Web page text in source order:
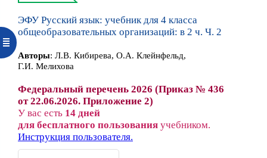
ЭФУ Русский язык: учебник для 4 класса
общеобразовательных организаций: в 2 ч. Ч. 2
Авторы: Л.В. Кибирева, О.А. Клейнфельд,
Г.И. Мелихова
Федеральный перечень 2026 (Приказ № 436
от 22.06.2026. Приложение 2)
У вас есть 14 дней
для бесплатного пользования учебником.
Инструкция пользователя.